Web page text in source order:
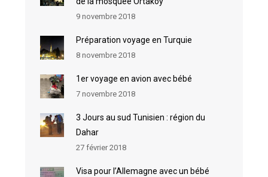
9 novembre 2018
Préparation voyage en Turquie
8 novembre 2018
1er voyage en avion avec bébé
7 novembre 2018
3 Jours au sud Tunisien : région du
Dahar
27 février 2018
Visa pour l’Allemagne avec un bébé